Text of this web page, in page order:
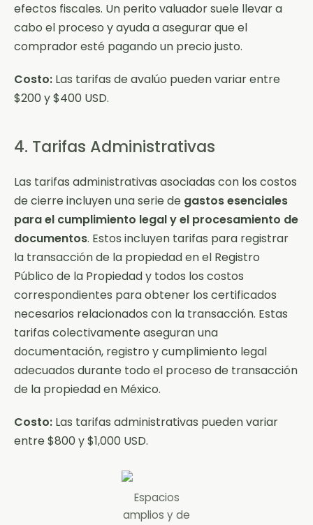
efectos fiscales. Un perito valuador suele llevar a
cabo el proceso y ayuda a asegurar que el
comprador esté pagando un precio justo.
Costo: Las tarifas de avalúo pueden variar entre
$200 y $400 USD.
4. Tarifas Administrativas
Las tarifas administrativas asociadas con los costos
de cierre incluyen una serie de gastos esenciales
para el cumplimiento legal y el procesamiento de
documentos. Estos incluyen tarifas para registrar
la transacción de la propiedad en el Registro
Público de la Propiedad y todos los costos
correspondientes para obtener los certificados
necesarios relacionados con la transacción. Estas
tarifas colectivamente aseguran una
documentación, registro y cumplimiento legal
adecuados durante todo el proceso de transacción
de la propiedad en México.
Costo: Las tarifas administrativas pueden variar
entre $800 y $1,000 USD.
Espacios
amplios y de